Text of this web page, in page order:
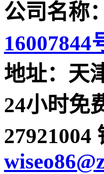
公司名称
16007844
地址：天
24小时免
27921004